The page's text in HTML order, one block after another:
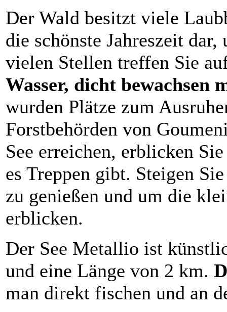
Der Wald besitzt viele
die schönste Jahreszeit
vielen Stellen treffen Sie
Wasser, dicht bewachsen
wurden Plätze zum
Forstbehörden von
See erreichen, erblicken
es Treppen gibt. Steigen
zu genießen und um die
erblicken.
Der See Metallio ist
und eine Länge von 2 km.
man direkt fischen und an